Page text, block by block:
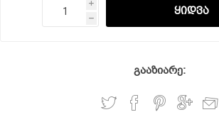
i
h
გააზიარე: